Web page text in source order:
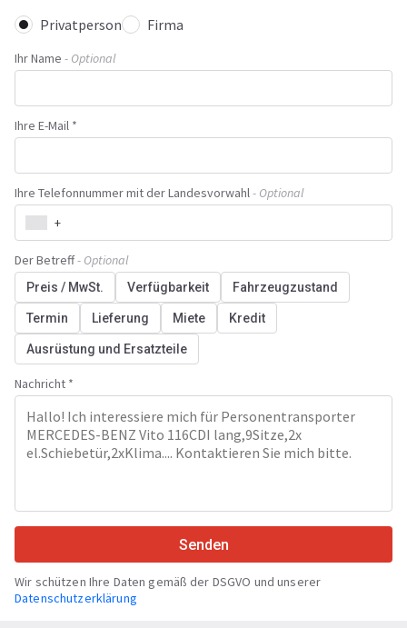
Privatperson Firma
Ihr Name - Optional
Ihre E-Mail *
Ihre Telefonnummer mit der Landesvorwahl- Optional
+
Der Betreff- Optional
Preis / MwSt. Verfügbarkeit Fahrzeugzustand
Termin Lieferung Miete Kredit
Ausrüstung und Ersatzteile
Nachricht *
Senden
Wir schützen Ihre Daten gemäß der DSGVO und unserer
Datenschutzerklärung